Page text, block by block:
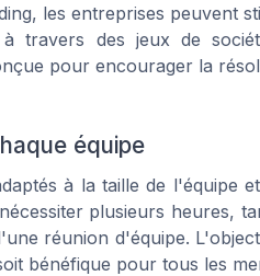
les entreprises peuvent
travers des jeux de
pour encourager la
équipe
à la taille de l'équipe
plusieurs heures,
réunion d'équipe.
bénéfique pour tous les